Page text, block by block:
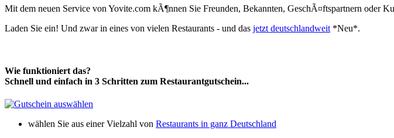
Mit dem neuen Service von Yovite.com kÃ¶nnen Sie Freunden, Bekannten, GeschÃ¤ftspartnern oder
Laden Sie ein! Und zwar in eines von vielen Restaurants - und das jetzt deutschlandweit *Neu*.
Wie funktioniert das?
Schnell und einfach in 3 Schritten zum Restaurantgutschein...
wählen Sie aus einer Vielzahl von Restaurants in ganz Deutschland